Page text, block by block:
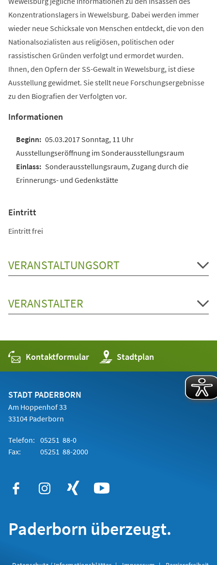
Konzentrationslagers in Wewelsburg. Dabei werden immer
wieder neue Schicksale von Menschen entdeckt, die von den
Nationalsozialisten aus religiösen, politischen oder
rassistischen Gründen verfolgt und ermordet wurden.
Ihnen, den Opfern der SS-Gewalt in Wewelsburg, ist diese
Ausstellung gewidmet. Sie stellt neue Forschungsergebnisse
zu den Biografien der Verfolgten vor.
Informationen
05.03.2017 Sonntag, 11 Uhr
Ausstellungseröffnung im Sonderausstellungsraum
Sonderausstellungsraum, Zugang durch die
Erinnerungs- und Gedenkstätte
Eintritt
Eintritt frei
VERANSTALTUNGSORT
VERANSTALTER
Kontaktformular Stadtplan
(Öffnet
in
einem
STADT PADERBORN
Am Hoppenhof 33
33104 Paderborn
Telefon: 05251 88-0
Fax:
05251 88-2000
Paderborn überzeugt.